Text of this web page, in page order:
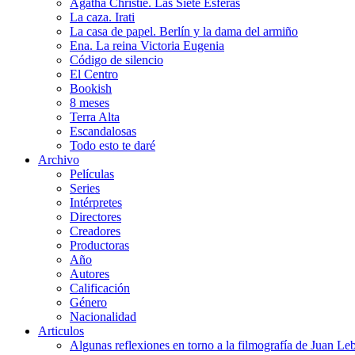
Agatha Christie. Las Siete Esferas
La caza. Irati
La casa de papel. Berlín y la dama del armiño
Ena. La reina Victoria Eugenia
Código de silencio
El Centro
Bookish
8 meses
Terra Alta
Escandalosas
Todo esto te daré
Archivo
Películas
Series
Intérpretes
Directores
Creadores
Productoras
Año
Autores
Calificación
Género
Nacionalidad
Articulos
Algunas reflexiones en torno a la filmografía de Juan